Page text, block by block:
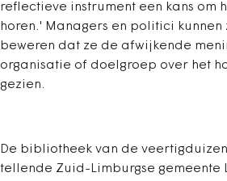
reflectieve instrument een kans om
horen.' Managers en politici
beweren dat ze de afwijkende
organisatie of doelgroep over het
gezien.
De bibliotheek van de
tellende Zuid-Limburgse gemeente